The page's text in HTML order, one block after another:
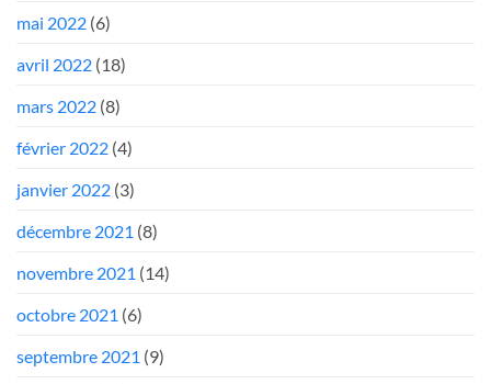
mai 2022 (6)
avril 2022 (18)
mars 2022 (8)
février 2022 (4)
janvier 2022 (3)
décembre 2021 (8)
novembre 2021 (14)
octobre 2021 (6)
septembre 2021 (9)